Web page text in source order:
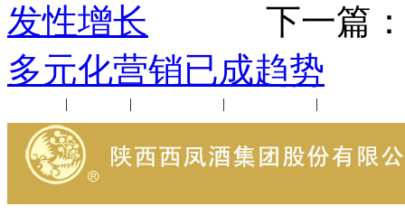
发性增长 下一篇
多元化营销已成趋势
| | | |